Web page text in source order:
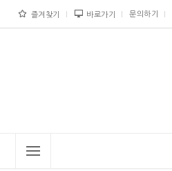
즐겨찾기 바로가기 문의하기